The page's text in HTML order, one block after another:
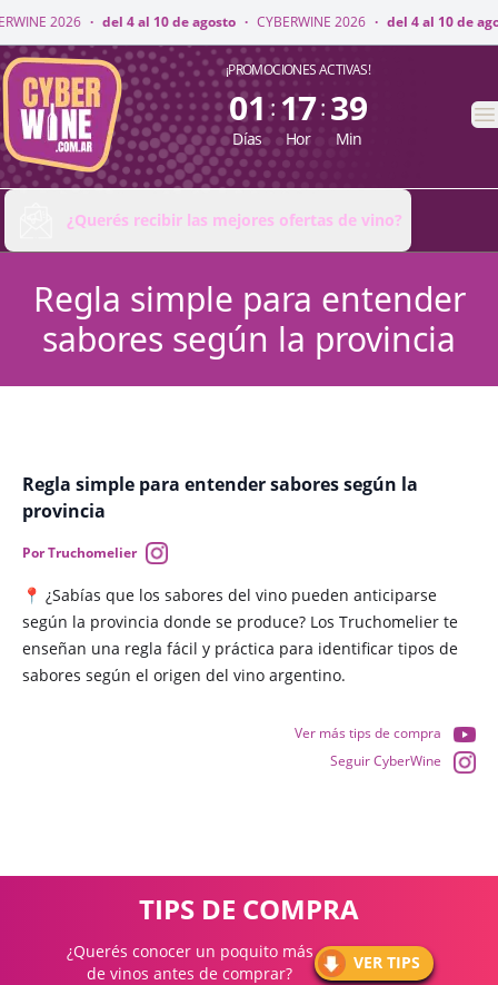
2026 · del 4 al 10 de agosto · CYBERWINE 2026 · del 4 al 10 de
CyberWine ¡PROMOCIONES ACTIVAS!
01
Días
: 17
Hor
: 39
Min
¿Querés recibir las mejores ofertas de vino?
Regla simple para entender
sabores según la provincia
Regla simple para entender sabores según la
provincia
Por Truchomelier
📍 ¿Sabías que los sabores del vino pueden anticiparse
según la provincia donde se produce? Los Truchomelier te
enseñan una regla fácil y práctica para identificar tipos de
sabores según el origen del vino argentino.
Ver más tips de compra
Seguir CyberWine
TIPS DE COMPRA
¿Querés conocer un poquito más
de vinos antes de comprar?
VER TIPS